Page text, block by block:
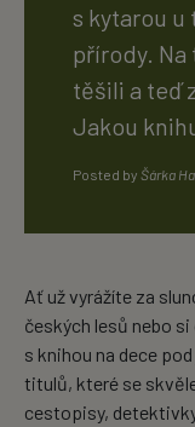
s kytarou u
přírody.
těšili a teď
Jakou
Posted by Šárka
Ať už vyrážíte za
českých lesů nebo
s knihou na dece
titulů, které se
cestopisy,